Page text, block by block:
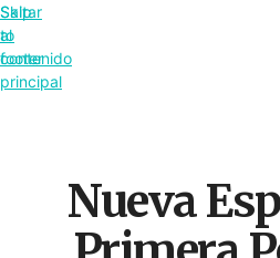
Saltar
al
contenido
principal
Skip
to
footer
Nueva